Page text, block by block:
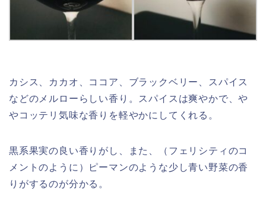
カシス、カカオ、ココア、ブラックベリー、スパイス
などのメルローらしい香り。スパイスは爽やかで、や
やコッテリ気味な香りを軽やかにしてくれる。
黒系果実の良い香りがし、また、（フェリシティのコ
メントのように）ピーマンのような少し青い野菜の香
りがするのが分かる。